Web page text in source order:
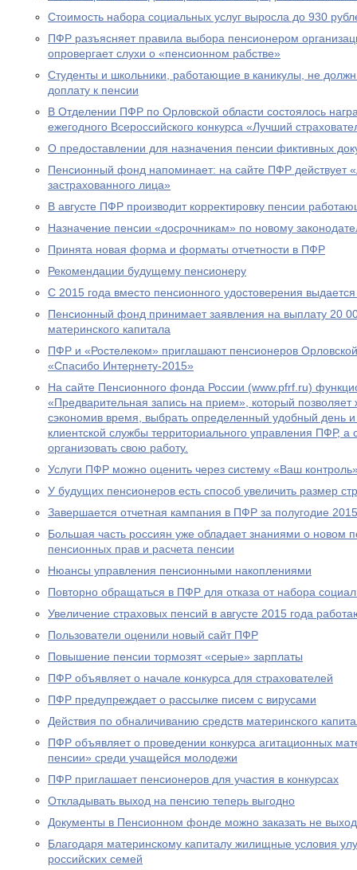
Стоимость набора социальных услуг выросла до 930
ПФР разъясняет правила выбора пенсионером
опровергает слухи о «пенсионном рабстве»
Студенты и школьники, работающие в каникулы, не
доплату к пенсии
В Отделении ПФР по Орловской области состоялось
ежегодного Всероссийского конкурса «Лучший
О предоставлении для назначения пенсии фиктивных
Пенсионный фонд напоминает: на сайте ПФР действует
застрахованного лица»
В августе ПФР производит корректировку пенсии
Назначение пенсии «досрочникам» по новому
Принята новая форма и форматы отчетности в ПФР
Рекомендации будущему пенсионеру
С 2015 года вместо пенсионного удостоверения выдается
Пенсионный фонд принимает заявления на выплату 20
материнского капитала
ПФР и «Ростелеком» приглашают пенсионеров Орловской
«Спасибо Интернету-2015»
На сайте Пенсионного фонда России (www.pfrf.ru)
«Предварительная запись на прием», который
сэкономив время, выбрать определенный удобный день
клиентской службы территориального управления ПФР,
организовать свою работу.
Услуги ПФР можно оценить через систему «Ваш
У будущих пенсионеров есть способ увеличить размер
Завершается отчетная кампания в ПФР за полугодие
Большая часть россиян уже обладает знаниями о новом
пенсионных прав и расчета пенсии
Нюансы управления пенсионными накоплениями
Повторно обращаться в ПФР для отказа от набора
Увеличение страховых пенсий в августе 2015 года
Пользователи оценили новый сайт ПФР
Повышение пенсии тормозят «серые» зарплаты
ПФР объявляет о начале конкурса для страхователей
ПФР предупреждает о рассылке писем с вирусами
Действия по обналичиванию средств материнского
ПФР объявляет о проведении конкурса агитационных
пенсии» среди учащейся молодежи
ПФР приглашает пенсионеров для участия в конкурсах
Откладывать выход на пенсию теперь выгодно
Документы в Пенсионном фонде можно заказать не
Благодаря материнскому капиталу жилищные условия
российских семей